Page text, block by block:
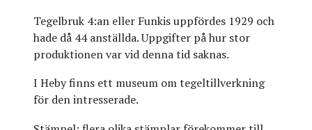
Tegelbruk 4:an eller Funkis uppfördes 1929 och
hade då 44 anställda. Uppgifter på hur stor
produktionen var vid denna tid saknas.
I Heby finns ett museum om tegeltillverkning
för den intresserade.